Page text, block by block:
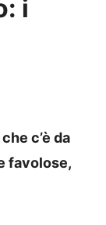
i
c’è da
favolose,